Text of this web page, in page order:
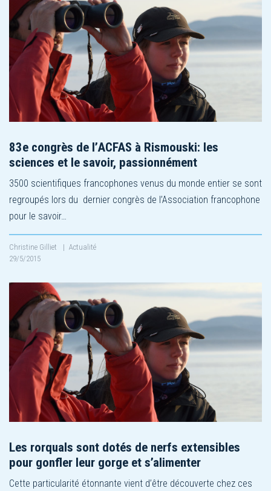
83e congrès de l’ACFAS à Rismouski: les
sciences et le savoir, passionnément
3500 scientifiques francophones venus du monde entier se sont
regroupés lors du dernier congrès de l’Association francophone
pour le savoir…
Christine Gilliet | Actualité
29/5/2015
Les rorquals sont dotés de nerfs extensibles
pour gonfler leur gorge et s’alimenter
Cette particularité étonnante vient d’être découverte chez ces